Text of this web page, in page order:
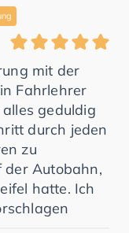
mit der
Fahrlehrer
geduldig
durch jeden
zu
der Autobahn,
hatte. Ich